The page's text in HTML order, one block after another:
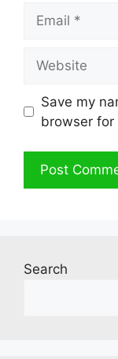
Save my
browser for
Search